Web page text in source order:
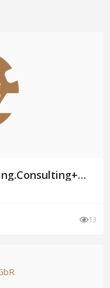
Marco Pochmann – Coaching.Consulting+Events
13